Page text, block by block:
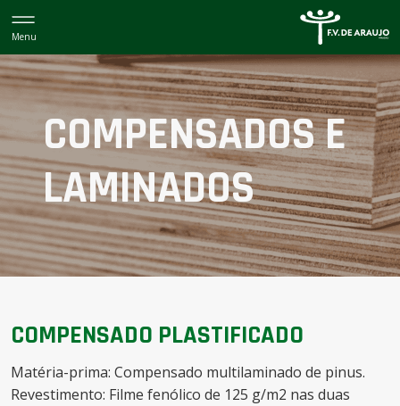
COMPENSADOS E
LAMINADOS
COMPENSADO PLASTIFICADO
Matéria-prima: Compensado multilaminado de pinus.
Revestimento: Filme fenólico de 125 g/m2 nas duas